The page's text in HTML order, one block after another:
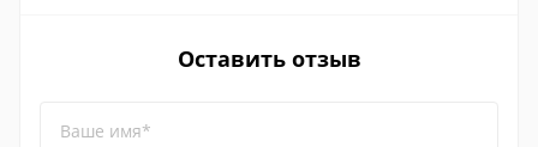
Оставить отзыв
Ваше имя*